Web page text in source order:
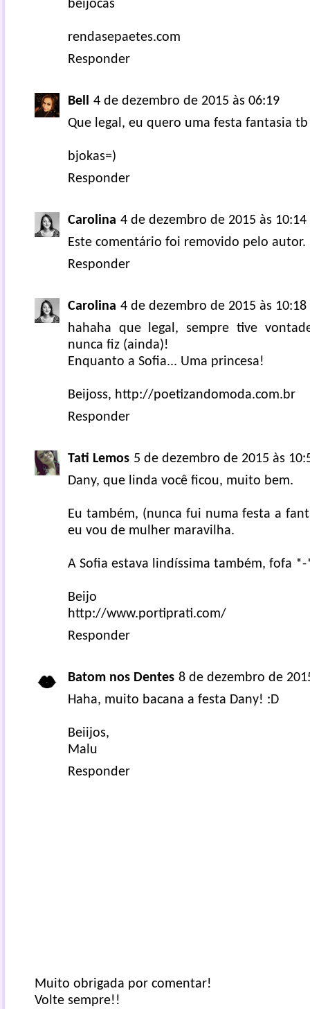
beijocas
rendasepaetes.com
Responder
Bell
4 de dezembro de 2015 às 06:19
Que legal, eu quero uma festa fantasia tb
bjokas=)
Responder
Carolina 4 de dezembro de 2015 às 10:14
Este comentário foi removido pelo autor.
Responder
Carolina 4 de dezembro de 2015 às 10:18
hahaha que legal, sempre tive
nunca fiz (ainda)!
Enquanto a Sofia... Uma princesa!
Beijoss, http://poetizandomoda.com.br
Responder
Tati Lemos 5 de dezembro de 2015 às
Dany, que linda você ficou, muito bem.
Eu também, (nunca fui numa festa a
eu vou de mulher maravilha.
A Sofia estava lindíssima também, fofa
Beijo
http://www.portiprati.com/
Responder
Batom nos Dentes 8 de dezembro de
Haha, muito bacana a festa Dany! :D
Beiijos,
Malu
Responder
Muito obrigada por comentar!
Volte sempre!!